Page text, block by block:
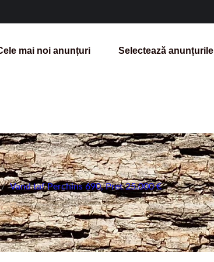
mai noi anunțuri Selectează anunțurile
/ Vand taf Perchins 690, Pret 25.000 €